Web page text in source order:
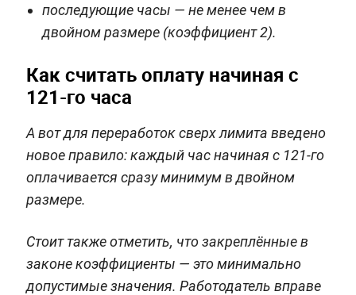
последующие часы — не менее чем в
двойном размере (коэффициент 2).
Как считать оплату начиная с
121-го часа
А вот для переработок сверх лимита введено
новое правило: каждый час начиная с 121-го
оплачивается сразу минимум в двойном
размере.
Стоит также отметить, что закреплённые в
законе коэффициенты — это минимально
допустимые значения. Работодатель вправе